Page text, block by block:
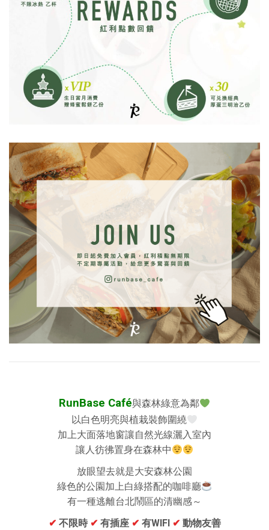
RunBase Café與森林綠意為鄰
以白色明亮與植栽裝飾圍繞
加上大面落地窗讓自然光線灑入室內
讓人彷彿置身在森林中
放眼望去就是大安森林公園
綠色的公園加上白綠搭配的咖啡廳
有一種逃離台北鬧區的清幽感～
✔ 不限時 ✔ 有插座 ✔ 有WIFI ✔ 動物友善